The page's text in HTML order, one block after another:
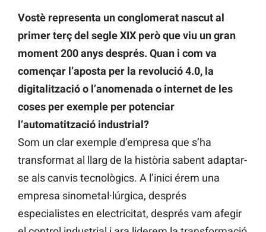
Vostè representa un conglomerat nascut al
primer terç del segle XIX però que viu un gran
moment 200 anys després. Quan i com va
començar l’aposta per la revolució 4.0, la
digitalització o l’anomenada o internet de les
coses per exemple per potenciar
l’automatització industrial?
Som un clar exemple d’empresa que s’ha
transformat al llarg de la història sabent adaptar-
se als canvis tecnològics. A l’inici érem una
empresa sinometal·lúrgica, després
especialistes en electricitat, després vam afegir